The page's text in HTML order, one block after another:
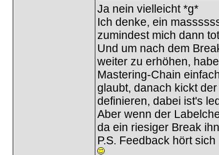
Ja nein vielleicht *g*
Ich denke, ein
zumindest mich dann
Und um nach dem
weiter zu erhöhen,
Mastering-Chain
glaubt, danach kickt
definieren, dabei ist's
Aber wenn der
da ein riesiger Break
P.S. Feedback hört